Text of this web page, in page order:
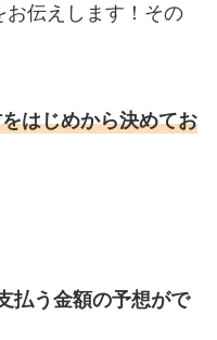
お伝えします！その
はじめから決めてお
払う金額の予想がで